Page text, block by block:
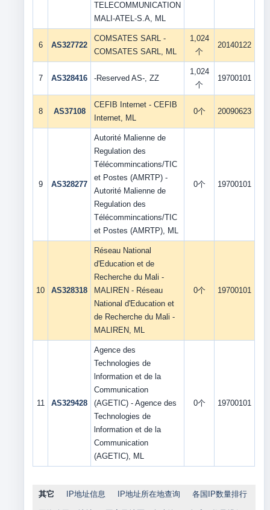
TELECOMMUNICATION
MALI-ATEL-S.A, ML
6 AS327722
COMSATES SARL -
COMSATES SARL, ML
1,024
个
20140122
7 AS328416 -Reserved AS-, ZZ
1,024
个
19700101
8 AS37108
CEFIB Internet - CEFIB
Internet, ML
0个 20090623
9 AS328277
Autorité Malienne de
Regulation des
Télécommincations/TIC
et Postes (AMRTP) -
Autorité Malienne de
Regulation des
Télécommincations/TIC
et Postes (AMRTP), ML
0个 19700101
10 AS328318
Réseau National
d'Education et de
Recherche du Mali -
MALIREN - Réseau
National d'Education et
de Recherche du Mali -
MALIREN, ML
0个 19700101
11 AS329428
Agence des
Technologies de
lnformation et de la
Communication
(AGETIC) - Agence des
Technologies de
lnformation et de la
Communication
(AGETIC), ML
0个 19700101
其它 IP地址信息 IP地址所在地查询 各国IP数量排行